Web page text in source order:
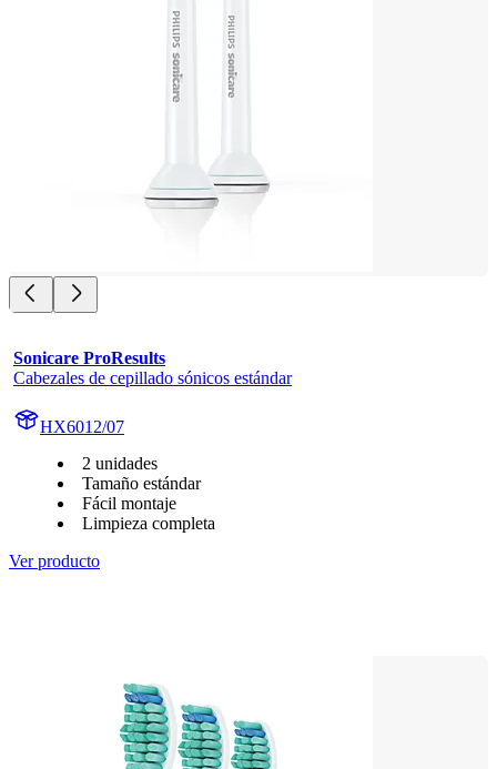
Sonicare ProResults
Cabezales de cepillado sónicos estándar
HX6012/07
2 unidades
Tamaño estándar
Fácil montaje
Limpieza completa
Ver producto